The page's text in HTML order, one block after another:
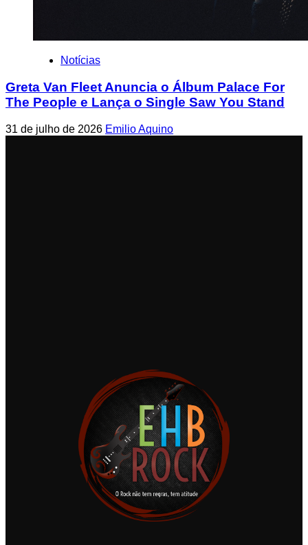
Notícias
Greta Van Fleet Anuncia o Álbum Palace For
The People e Lança o Single Saw You Stand
31 de julho de 2026 Emilio Aquino